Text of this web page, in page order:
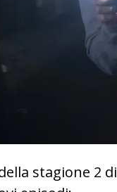
stagione 2 di